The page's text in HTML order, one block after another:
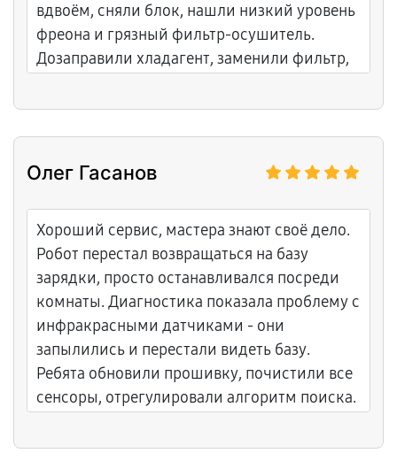
вдвоём, сняли блок, нашли низкий уровень
фреона и грязный фильтр-осушитель.
Дозаправили хладагент, заменили фильтр,
фото загрязнений, протестировали после
спокойное, всё по делу. Теперь холод
понятный подход, приятно иметь дело с
профессионалами. Уровень обслуживания
на высоком уровне.
Олег Гасанов
Хороший сервис, мастера знают своё дело.
Робот перестал возвращаться на базу
зарядки, просто останавливался посреди
комнаты. Диагностика показала проблему с
инфракрасными датчиками - они
запылились и перестали видеть базу.
Ребята обновили прошивку, почистили все
сенсоры, отрегулировали алгоритм поиска.
советы по уходу. Теперь робот всегда